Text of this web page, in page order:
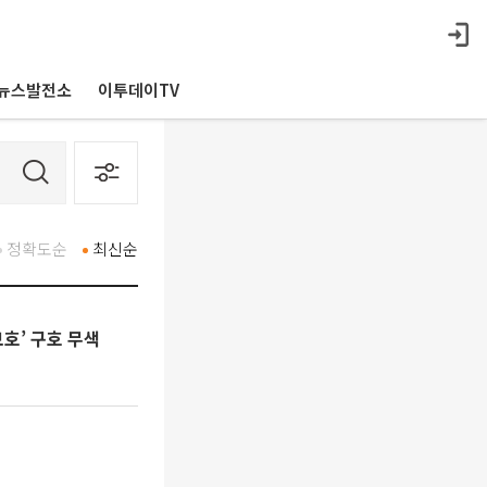
스발전소 이투데이TV
최신순
정확도순
’ 구호 무색